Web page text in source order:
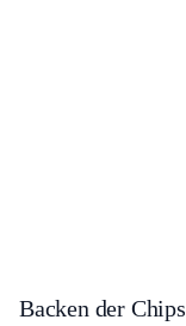
Backen der Chips